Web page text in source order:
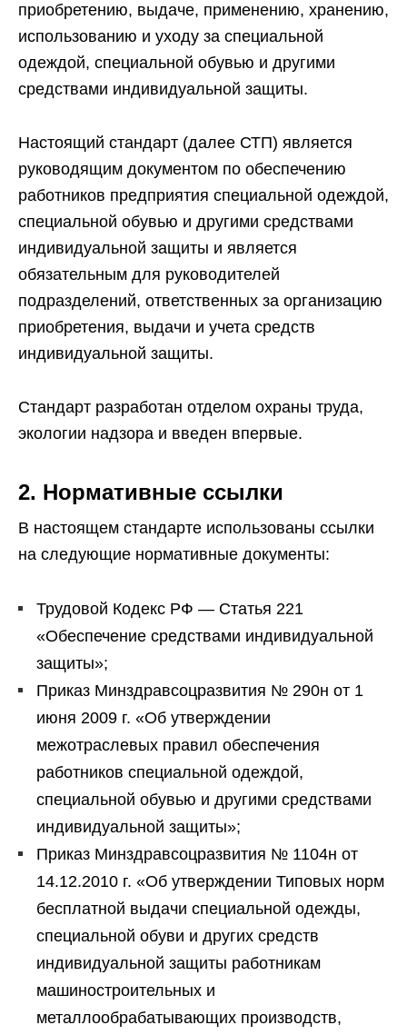
приобретению, выдаче, применению, хранению,
использованию и уходу за специальной
одеждой, специальной обувью и другими
средствами индивидуальной защиты.
Настоящий стандарт (далее СТП) является
руководящим документом по обеспечению
работников предприятия специальной одеждой,
специальной обувью и другими средствами
индивидуальной защиты и является
обязательным для руководителей
подразделений, ответственных за организацию
приобретения, выдачи и учета средств
индивидуальной защиты.
Стандарт разработан отделом охраны труда,
экологии надзора и введен впервые.
2. Нормативные ссылки
В настоящем стандарте использованы ссылки
на следующие нормативные документы:
Трудовой Кодекс РФ — Статья 221
«Обеспечение средствами индивидуальной
защиты»;
Приказ Минздравсоцразвития № 290н от 1
июня 2009 г. «Об утверждении
межотраслевых правил обеспечения
работников специальной одеждой,
специальной обувью и другими средствами
индивидуальной защиты»;
Приказ Минздравсоцразвития № 1104н от
14.12.2010 г. «Об утверждении Типовых норм
бесплатной выдачи специальной одежды,
специальной обуви и других средств
индивидуальной защиты работникам
машиностроительных и
металлообрабатывающих производств,